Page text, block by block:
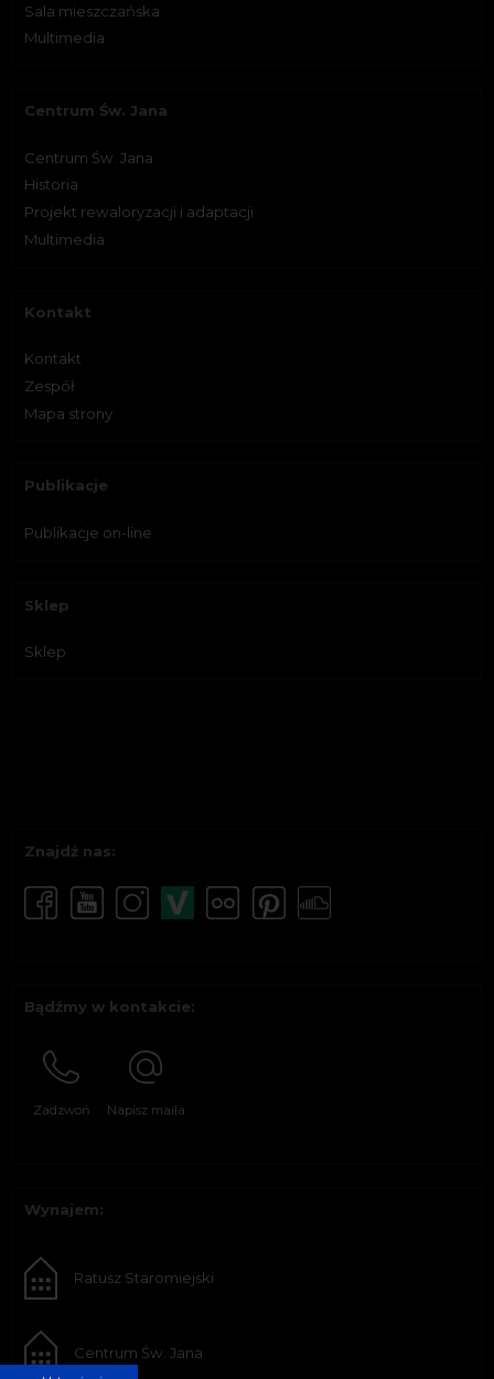
Sala mieszczańska
Multimedia
Centrum Św. Jana
Centrum Św. Jana
Historia
Projekt rewaloryzacji i adaptacji
Multimedia
Kontakt
Kontakt
Zespół
Mapa strony
Publikacje
Publikacje on-line
Sklep
Sklep
Znajdź nas:
Bądźmy w kontakcie:
Zadzwoń Napisz maila
Wynajem:
Ratusz Staromiejski
Centrum Św. Jana